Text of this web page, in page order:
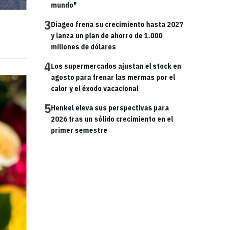
mundo"
3Diageo frena su crecimiento hasta 2027
y lanza un plan de ahorro de 1.000
millones de dólares
4Los supermercados ajustan el stock en
agosto para frenar las mermas por el
calor y el éxodo vacacional
5Henkel eleva sus perspectivas para
2026 tras un sólido crecimiento en el
primer semestre